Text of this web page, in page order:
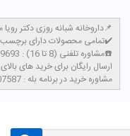
داروخانه شبانه روزی دکتر رویا میرنظامی📌
تمامی محصولات دارای برچسب اصالت کالا و سیب سلامت میباشند✔️
مشاوره تلفنی (8 تا 16) : 02165389693☎️
​ارسال رایگان برای خرید های بالای 4 میلیون تومان با پست پیشتاز
مشاوره خرید در برنامه بله : 09302007587